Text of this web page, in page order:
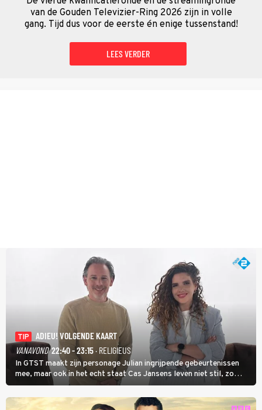
van de Gouden Televizier-Ring 2026 zijn in volle
gang. Tijd dus voor de eerste én enige tussenstand!
LEES VERDER
TIP
ADIEU! VOLGENDE KAART
VANAVOND 22:40 - 23:15· RELIGIEUS
In GTST maakt zijn personage Julian ingrijpende gebeurtenissen
mee, maar ook in het echt staat Cas Jansens leven niet stil, zo
vertelt hij in Adieu! Volgende Kaart.